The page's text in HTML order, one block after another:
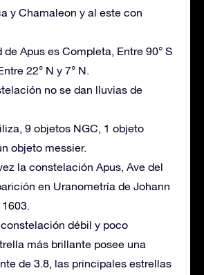
y Chamaleon y al este con
de Apus es Completa, Entre 90° S
22° N y 7° N.
no se dan lluvias de
9 objetos NGC, 1 objeto
objeto messier.
la constelación Apus, Ave del
en Uranometría de Johann
débil y poco
más brillante posee una
de 3.8, las principales estrellas